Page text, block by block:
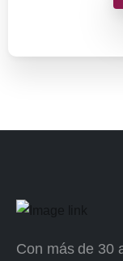
Con más de 30